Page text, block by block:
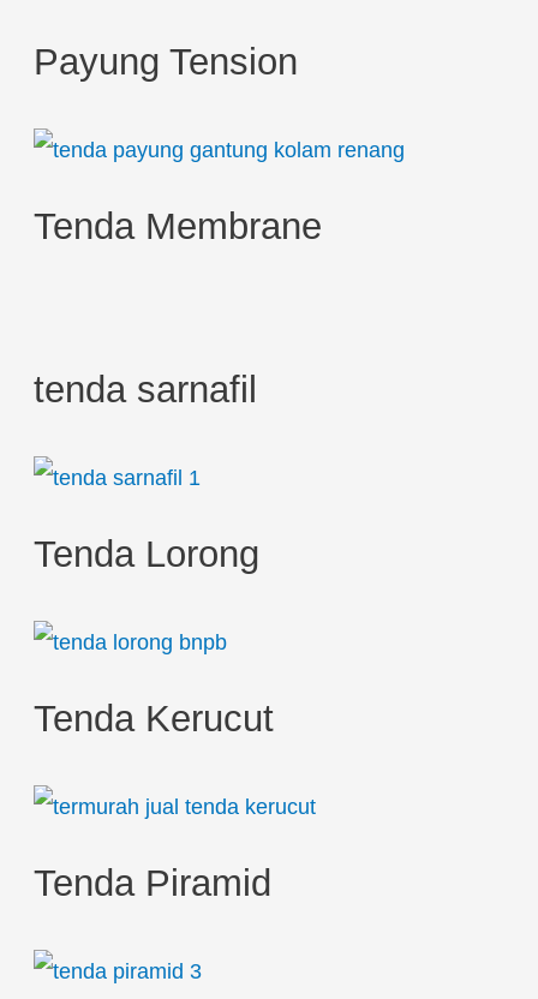
f
o
:
Payung Tension
Tenda Membrane
tenda sarnafil
Tenda Lorong
Tenda Kerucut
Tenda Piramid